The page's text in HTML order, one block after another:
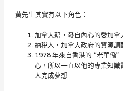
黃先生其實有以下角色：
加拿大藉，發自內心的愛加
納稅人，加拿大政府的資源調
1978 年來自香港的 “老華僑”
心，所以一直以他的專業知
人完成夢想